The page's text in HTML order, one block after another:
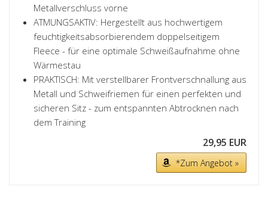
Metallverschluss vorne
ATMUNGSAKTIV: Hergestellt aus hochwertigem
feuchtigkeitsabsorbierendem doppelseitigem
Fleece - für eine optimale Schweißaufnahme ohne
Wärmestau
PRAKTISCH: Mit verstellbarer Frontverschnallung aus
Metall und Schweifriemen für einen perfekten und
sicheren Sitz - zum entspannten Abtrocknen nach
dem Training
29,95 EUR
*Zum Angebot »